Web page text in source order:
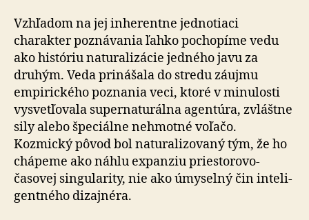
Vzhľadom na jej inherentne jednotiaci
charakter po­zná­va­nia ľahko pochopíme vedu
ako históriu naturalizácie jedného javu za
druhým. Veda prinášala do stredu zá­uj­mu
empirického poznania veci, ktoré v minulosti
vy­svet­ľo­va­la supernaturálna agentúra, zvláštne
sily alebo špe­ciál­ne nehmotné voľačo.
Kozmický pôvod bol na­tu­ra­li­zo­va­ný tým, že ho
chápeme ako náhlu expanziu pries­to­ro­vo-
časovej singularity, nie ako úmyselný čin in­te­li­
gen­tné­ho dizajnéra.